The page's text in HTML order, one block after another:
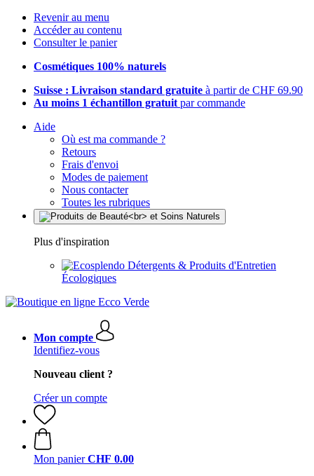
Revenir au menu
Accéder au contenu
Consulter le panier
Cosmétiques 100% naturels
Suisse : Livraison standard gratuite à partir de CHF 69.90
Au moins 1 échantillon gratuit par commande
Aide
Où est ma commande ?
Retours
Frais d'envoi
Modes de paiement
Nous contacter
Toutes les rubriques
Plus d'inspiration
Détergents & Produits d'Entretien
Écologiques
Mon compte
Identifiez-vous
Nouveau client ?
Créer un compte
Mon panier CHF 0.00